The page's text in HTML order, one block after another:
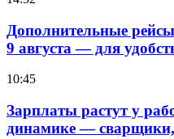
Дополнительные
9 августа — для
10:45
Зарплаты растут у
динамике —